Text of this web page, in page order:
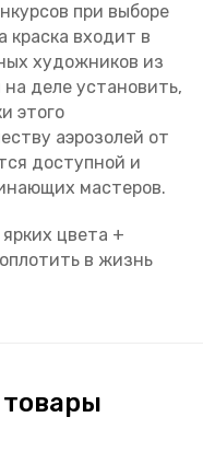
при выборе
краска входит в
художников из
деле установить,
этого
аэрозолей от
доступной и
мастеров.
цвета +
в жизнь